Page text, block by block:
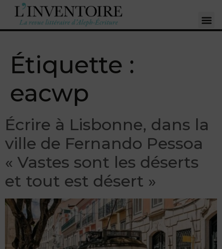
Étiquette :
eacwp
Écrire à Lisbonne, dans la
ville de Fernando Pessoa
« Vastes sont les déserts
et tout est désert »